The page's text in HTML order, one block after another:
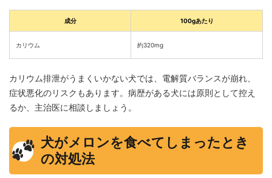
成分 100gあたり
カリウム 約320mg
カリウム排泄がうまくいかない犬では、電解質バランスが崩れ、
症状悪化のリスクもあります。病歴がある犬には原則として控え
るか、主治医に相談しましょう。
犬がメロンを食べてしまったとき
の対処法